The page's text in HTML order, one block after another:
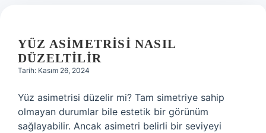
YÜZ ASIMETRISI NASIL
DÜZELTILIR
Tarih: Kasım 26, 2024
Yüz asimetrisi düzelir mi? Tam simetriye sahip
olmayan durumlar bile estetik bir görünüm
sağlayabilir. Ancak asimetri belirli bir seviyeyi